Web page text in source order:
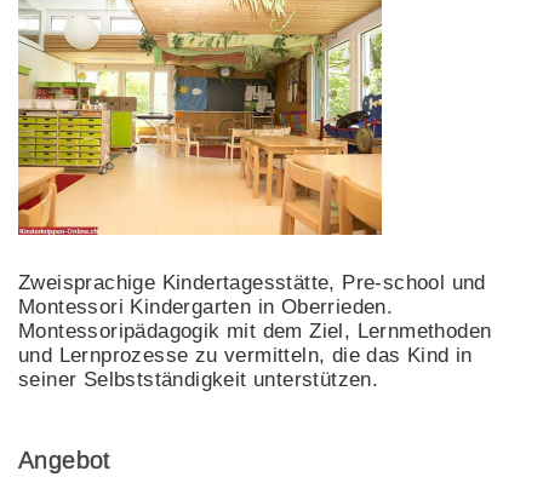
Zweisprachige Kindertagesstätte, Pre-school und
Montessori Kindergarten in Oberrieden.
Montessoripädagogik mit dem Ziel, Lernmethoden
und Lernprozesse zu vermitteln, die das Kind in
seiner Selbstständigkeit unterstützen.
Angebot